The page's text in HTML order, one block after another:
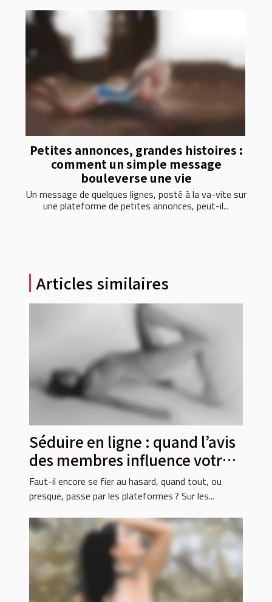
Petites annonces, grandes histoires :
comment un simple message
bouleverse une vie
Un message de quelques lignes, posté à la va-vite sur
une plateforme de petites annonces, peut-il...
Articles similaires
Séduire en ligne : quand l’avis
des membres influence votre
prochaine rencontre
Faut-il encore se fier au hasard, quand tout, ou
presque, passe par les plateformes ? Sur les...